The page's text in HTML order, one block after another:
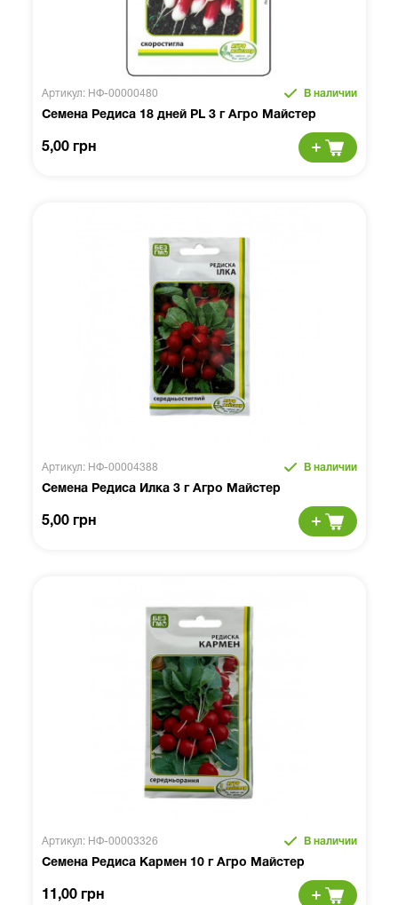
Артикул: НФ-00000480 В наличии
Семена Редиса 18 дней PL 3 г Агро Майстер
5,00 грн
Артикул: НФ-00004388 В наличии
Семена Редиса Илка 3 г Агро Майстер
5,00 грн
Артикул: НФ-00003326 В наличии
Семена Редиса Кармен 10 г Агро Майстер
11,00 грн